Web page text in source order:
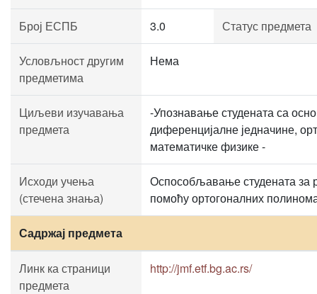
Број ЕСПБ 3.0 Статус предмета
Условљност другим
предметима
Нема
Циљеви изучавања
предмета
-Упознавање студената са
диференцијалне једначине,
математичке физике -
Исходи учења
(стечена знања)
Оспособљавање студената за
помоћу ортогоналних
Садржај предмета
Линк ка страници
предмета
http://jmf.etf.bg.ac.rs/